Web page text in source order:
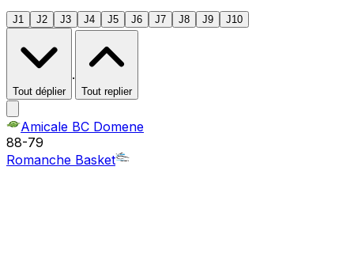
J1 J2 J3 J4 J5 J6 J7 J8 J9 J10
Tout déplier
·
Tout replier
Amicale BC Domene
88-79
Romanche Basket